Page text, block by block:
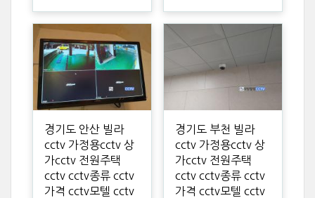
경기도 안산 빌라
cctv 가정용cctv 상
가cctv 전원주택
cctv cctv종류 cctv
가격 cctv모텔 cctv
경기도 부천 빌라
cctv 가정용cctv 상
가cctv 전원주택
cctv cctv종류 cctv
가격 cctv모텔 cctv